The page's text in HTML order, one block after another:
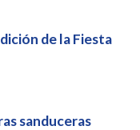
de la Fiesta
sanduceras